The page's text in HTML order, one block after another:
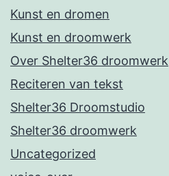
Kunst en dromen
Kunst en droomwerk
Over Shelter36 droomwerk
Reciteren van tekst
Shelter36 Droomstudio
Shelter36 droomwerk
Uncategorized